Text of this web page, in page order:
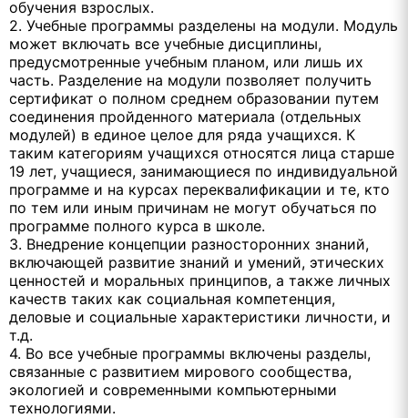
обучения взрослых.
2. Учебные программы разделены на модули. Модуль
может включать все учебные дисциплины,
предусмотренные учебным планом, или лишь их
часть. Разделение на модули позволяет получить
сертификат о полном среднем образовании путем
соединения пройденного материала (отдельных
модулей) в единое целое для ряда учащихся. К
таким категориям учащихся относятся лица старше
19 лет, учащиеся, занимающиеся по индивидуальной
программе и на курсах переквалификации и те, кто
по тем или иным причинам не могут обучаться по
программе полного курса в школе.
3. Внедрение концепции разносторонних знаний,
включающей развитие знаний и умений, этических
ценностей и моральных принципов, а также личных
качеств таких как социальная компетенция,
деловые и социальные характеристики личности, и
т.д.
4. Во все учебные программы включены разделы,
связанные с развитием мирового сообщества,
экологией и современными компьютерными
технологиями.